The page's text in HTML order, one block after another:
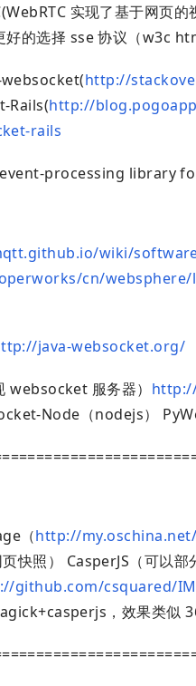
实现了基于网页
好的选择 sse 协议（w3c
http://
Rails(http://
rails
processing library
wiki/
cn/
java-websocket.org/
服务器）
Node（nodejs）
（http://
快照） CasperJS（可以
github.com/csquared/
，效果类